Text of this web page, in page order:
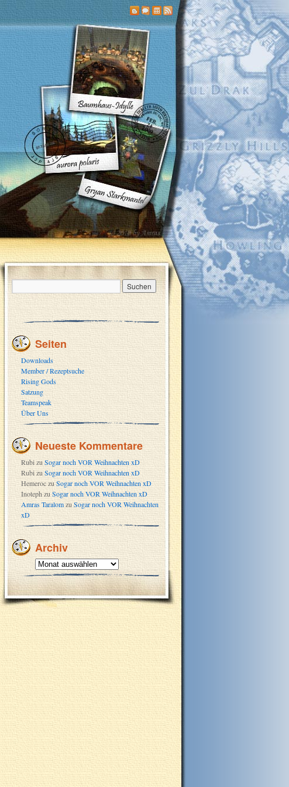
Seiten
Downloads
Member / Rezeptsuche
Rising Gods
Satzung
Teamspeak
Über Uns
Neueste Kommentare
RubizuSogar noch VOR Weihnachten xD
Rubizu Sogar noch VOR Weihnachten xD
HemeroczuSogar noch VOR Weihnachten xD
Inotephzu Sogar noch VOR Weihnachten xD
Amras TaralomzuSogar noch VOR Weihnachten
xD
Archiv